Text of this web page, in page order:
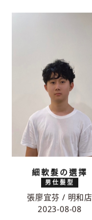
細軟髮の選擇
男仕髮型
張廖宜芬 / 明和店
2023-08-08